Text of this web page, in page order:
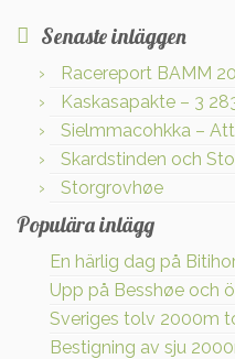
Senaste inläggen
Racereport BAMM
Kaskasapakte – 3
Sielmmacohkka –
Skardstinden och
Storgrovhøe
Populära inlägg
En härlig dag på
Upp på Besshøe och
Sveriges tolv 2000m
Bestigning av sju